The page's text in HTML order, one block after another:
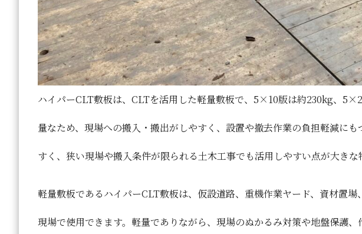
ハイパーCLT敷板は、CLTを活用した軽量敷板で、5×10版は約230kg、
量なため、現場への搬入・搬出がしやすく、設置や撤去作業の負担軽減に
すく、狭い現場や搬入条件が限られる土木工事でも活用しやすい点が大きな
軽量敷板であるハイパーCLT敷板は、仮設道路、重機作業ヤード、資材置
現場で使用できます。軽量でありながら、現場のぬかるみ対策や地盤保護